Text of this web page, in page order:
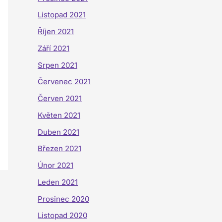
Listopad 2021
Říjen 2021
Září 2021
Srpen 2021
Červenec 2021
Červen 2021
Květen 2021
Duben 2021
Březen 2021
Únor 2021
Leden 2021
Prosinec 2020
Listopad 2020